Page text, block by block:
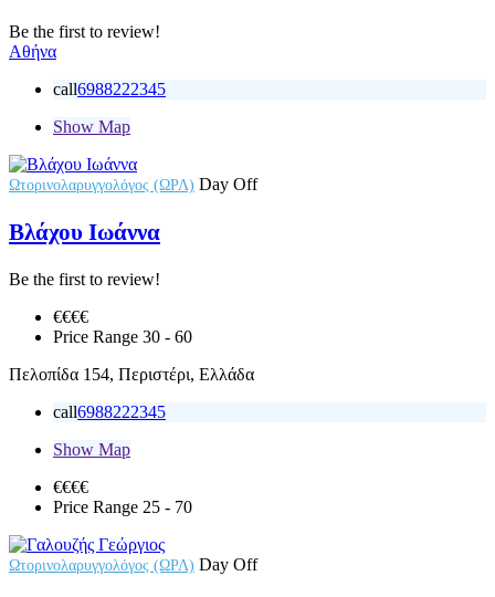
Be the first to review!
Αθήνα
call6988222345
Show Map
Ωτορινολαρυγγολόγος (ΩΡΛ) Day Off
Βλάχου Ιωάννα
Be the first to review!
€€€€
Price Range 30 - 60
Πελοπίδα 154, Περιστέρι, Ελλάδα
call6988222345
Show Map
€€€€
Price Range 25 - 70
Ωτορινολαρυγγολόγος (ΩΡΛ) Day Off